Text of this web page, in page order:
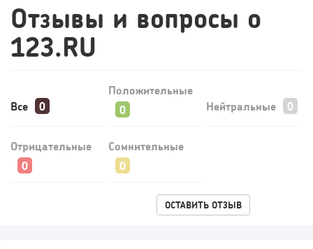
Отзывы и вопросы о
123.RU
Все
Положительные
Нейтральные
Отрицательные Сомнительные
ОСТАВИТЬ ОТЗЫВ